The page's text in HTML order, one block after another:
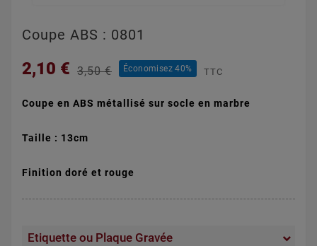
Coupe ABS : 0801
2,10 € 3,50 € Économisez 40% TTC
Coupe en ABS métallisé sur socle en marbre
Taille : 13cm
Finition doré et rouge
Etiquette ou Plaque Gravée